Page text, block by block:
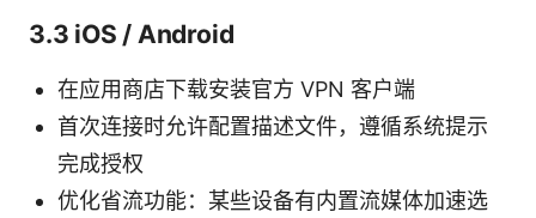
3.3 iOS / Android
在应用商店下载安装官方 VPN 客户端
首次连接时允许配置描述文件，遵循系统提示
完成授权
优化省流功能：某些设备有内置流媒体加速选